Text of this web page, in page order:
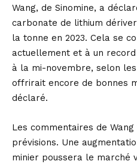
Wang, de Sinomine, a
carbonate de lithium
la tonne en 2023. Cela se
actuellement et à un
à la mi-novembre, selon les
offrirait encore de bonnes
déclaré.
Les commentaires de
prévisions. Une
minier poussera le marché